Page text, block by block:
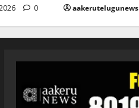
0 aakerutelugunews